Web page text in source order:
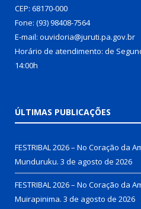
CEP: 68170-000
Fone: (93) 98408-7564
E-mail: ouvidoria@juruti.pa.gov.br
Horário de atendimento: de
14:00h
ÚLTIMAS PUBLICAÇÕES
FESTRIBAL 2026 – No Coração da
Munduruku. 3 de agosto de 2026
FESTRIBAL 2026 – No Coração da
Muirapinima. 3 de agosto de 2026